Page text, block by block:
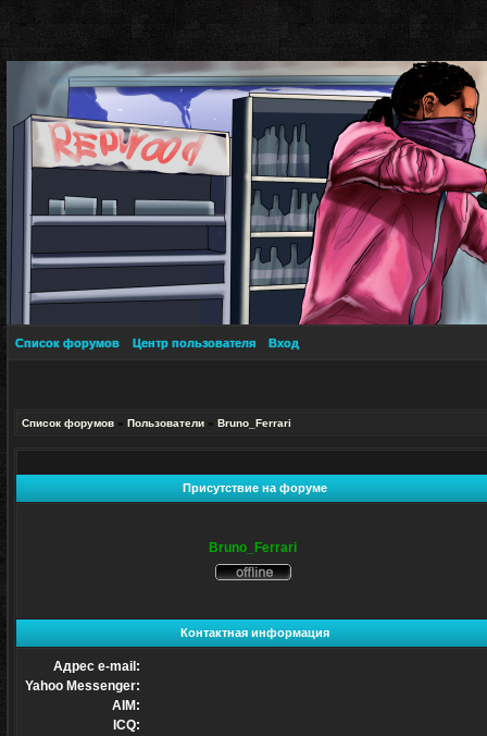
Список форумов Центр пользователя Вход
Список форумов » Пользователи » Bruno_Ferrari
Присутствие на форуме
Bruno_Ferrari
Контактная информация
Адрес e-mail:
Yahoo Messenger:
AIM:
ICQ: